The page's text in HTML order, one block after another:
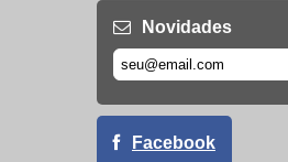
Novidades
Facebook